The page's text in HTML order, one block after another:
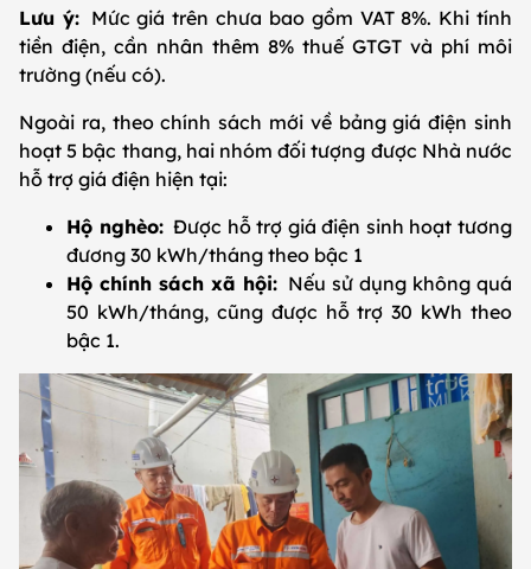
Lưu ý: Mức giá trên chưa bao gồm VAT 8%. Khi tính
tiền điện, cần nhân thêm 8% thuế GTGT và phí môi
trường (nếu có).
Ngoài ra, theo chính sách mới về bảng giá điện sinh
hoạt 5 bậc thang, hai nhóm đối tượng được Nhà nước
hỗ trợ giá điện hiện tại:
Hộ nghèo:Được hỗ trợ giá điện sinh hoạt tương
đương 30 kWh/tháng theo bậc 1
Hộ chính sách xã hội: Nếu sử dụng không quá
50 kWh/tháng, cũng được hỗ trợ 30 kWh theo
bậc 1.